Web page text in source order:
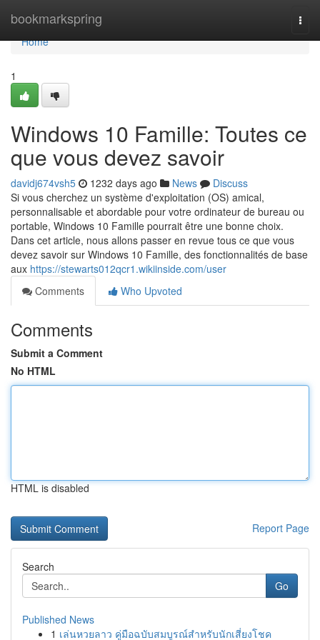
bookmarkspring
Home
Home
1
Windows 10 Famille: Toutes ce
que vous devez savoir
davidj674vsh5 1232 days ago News
Discuss
Si vous cherchez un système d'exploitation (OS) amical,
personnalisable et abordable pour votre ordinateur de bureau ou
portable, Windows 10 Famille pourrait être une bonne choix.
Dans cet article, nous allons passer en revue tous ce que vous
devez savoir sur Windows 10 Famille, des fonctionnalités de base
aux https://stewarts012qcr1.wikiinside.com/user
Comments
Who Upvoted
Comments
Submit a Comment
No HTML
HTML is disabled
Report Page
Search
Go
Published News
1 เล่นหวยลาว คู่มือฉบับสมบูรณ์สำหรับนักเสี่ยงโชค